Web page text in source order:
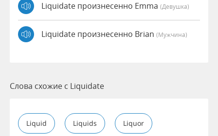
Liquidate произнесенно Emma (девушка)
Liquidate произнесенно Brian (мужчина)
Слова схожие с Liquidate
Liquid Liquids Liquor